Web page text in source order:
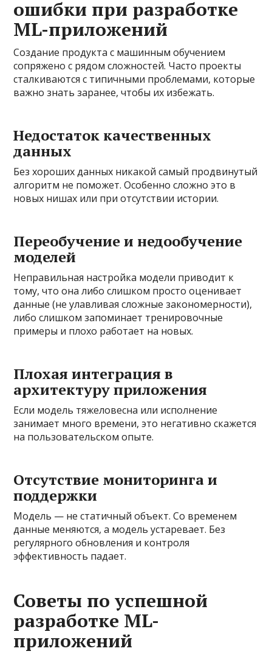
ошибки при разработке
ML-приложений
Создание продукта с машинным обучением
сопряжено с рядом сложностей. Часто проекты
сталкиваются с типичными проблемами, которые
важно знать заранее, чтобы их избежать.
Недостаток качественных
данных
Без хороших данных никакой самый продвинутый
алгоритм не поможет. Особенно сложно это в
новых нишах или при отсутствии истории.
Переобучение и недообучение
моделей
Неправильная настройка модели приводит к
тому, что она либо слишком просто оценивает
данные (не улавливая сложные закономерности),
либо слишком запоминает тренировочные
примеры и плохо работает на новых.
Плохая интеграция в
архитектуру приложения
Если модель тяжеловесна или исполнение
занимает много времени, это негативно скажется
на пользовательском опыте.
Отсутствие мониторинга и
поддержки
Модель — не статичный объект. Со временем
данные меняются, а модель устаревает. Без
регулярного обновления и контроля
эффективность падает.
Советы по успешной
разработке ML-
приложений